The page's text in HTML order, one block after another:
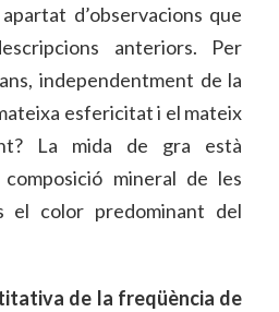
d’observacions que
anteriors. Per
independentment de la
esfericitat i el mateix
La mida de gra està
mineral de les
el color predominant del
de la freqüència de